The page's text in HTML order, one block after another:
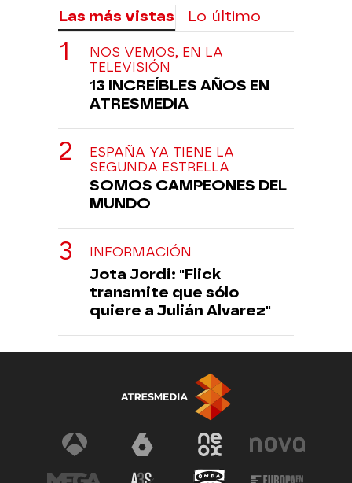
Las más vistas Lo último
NOS VEMOS, EN LA
TELEVISIÓN
13 INCREÍBLES AÑOS EN
ATRESMEDIA
ESPAÑA YA TIENE LA
SEGUNDA ESTRELLA
SOMOS CAMPEONES DEL
MUNDO
INFORMACIÓN
Jota Jordi: "Flick
transmite que sólo
quiere a Julián Alvarez"